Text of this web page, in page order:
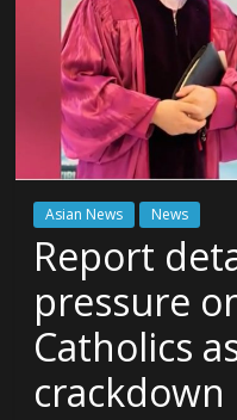
Asian News News
Report
pressure
Catholics
crackdown